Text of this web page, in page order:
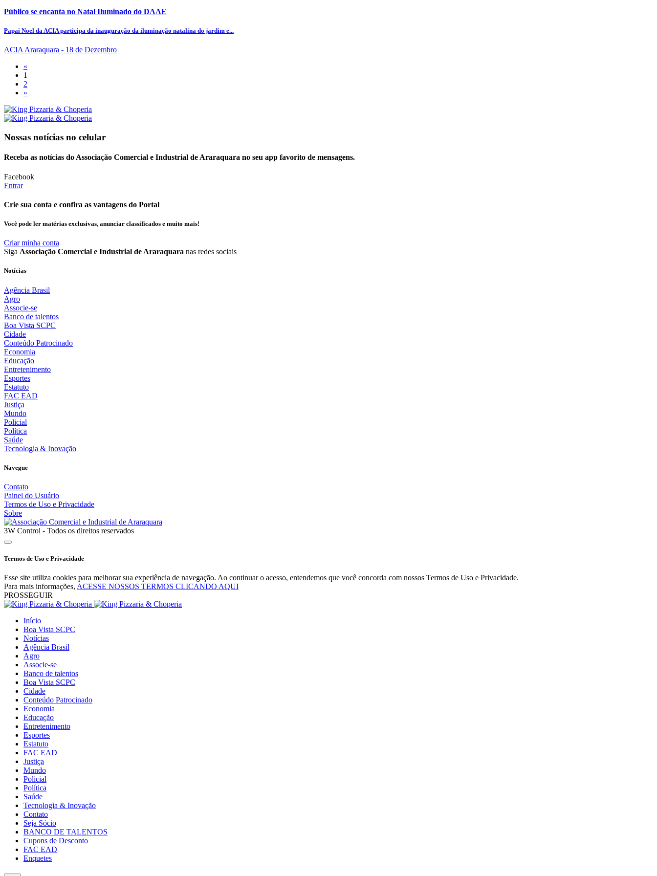
Público se encanta no Natal Iluminado do DAAE
Papai Noel da ACIA participa da inauguração da iluminação natalina do jardim e...
ACIA Araraquara - 18 de Dezembro
«
1
2
»
Nossas notícias no celular
Receba as notícias do Associação Comercial e Industrial de Araraquara no seu app favorito de mensagens.
Facebook
Entrar
Crie sua conta e confira as vantagens do Portal
Você pode ler matérias exclusivas, anunciar classificados e muito mais!
Criar minha conta
Siga Associação Comercial e Industrial de Araraquara nas redes sociais
Notícias
Agência Brasil
Agro
Associe-se
Banco de talentos
Boa Vista SCPC
Cidade
Conteúdo Patrocinado
Economia
Educação
Entretenimento
Esportes
Estatuto
FAC EAD
Justiça
Mundo
Policial
Política
Saúde
Tecnologia & Inovação
Navegue
Contato
Painel do Usuário
Termos de Uso e Privacidade
Sobre
3W Control - Todos os direitos reservados
Termos de Uso e Privacidade
Esse site utiliza cookies para melhorar sua experiência de navegação. Ao continuar o acesso, entendemos que você concorda com nossos Termos de Uso e Privacidade.
Para mais informações, ACESSE NOSSOS TERMOS CLICANDO AQUI
PROSSEGUIR
Início
Boa Vista SCPC
Notícias
Agência Brasil
Agro
Associe-se
Banco de talentos
Boa Vista SCPC
Cidade
Conteúdo Patrocinado
Economia
Educação
Entretenimento
Esportes
Estatuto
FAC EAD
Justiça
Mundo
Policial
Política
Saúde
Tecnologia & Inovação
Contato
Seja Sócio
BANCO DE TALENTOS
Cupons de Desconto
FAC EAD
Enquetes